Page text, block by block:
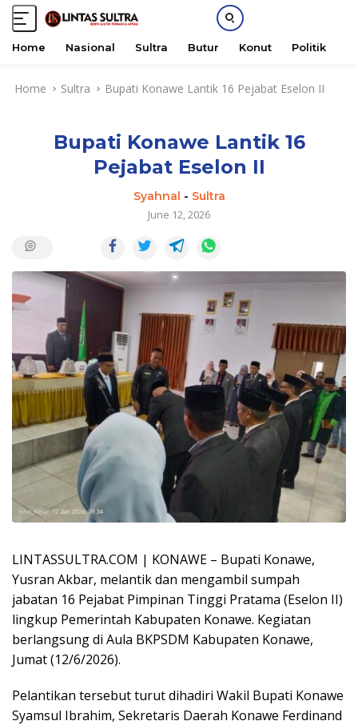
Home Nasional Sultra Butur Konut Politik
Home Sultra Bupati Konawe Lantik 16 Pejabat Eselon II
Bupati Konawe Lantik 16
Pejabat Eselon II
Syahnal - Sultra
June 12, 2026
LINTASSULTRA.COM | KONAWE – Bupati Konawe,
Yusran Akbar, melantik dan mengambil sumpah
jabatan 16 Pejabat Pimpinan Tinggi Pratama (Eselon II)
lingkup Pemerintah Kabupaten Konawe. Kegiatan
berlangsung di Aula BKPSDM Kabupaten Konawe,
Jumat (12/6/2026).
Pelantikan tersebut turut dihadiri Wakil Bupati Konawe
Syamsul Ibrahim, Sekretaris Daerah Konawe Ferdinand